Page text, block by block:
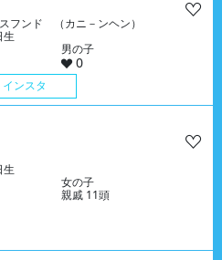
フンド （カニ－ンヘン）
生
男の子
0
インスタ
生
女の子
親戚 11頭